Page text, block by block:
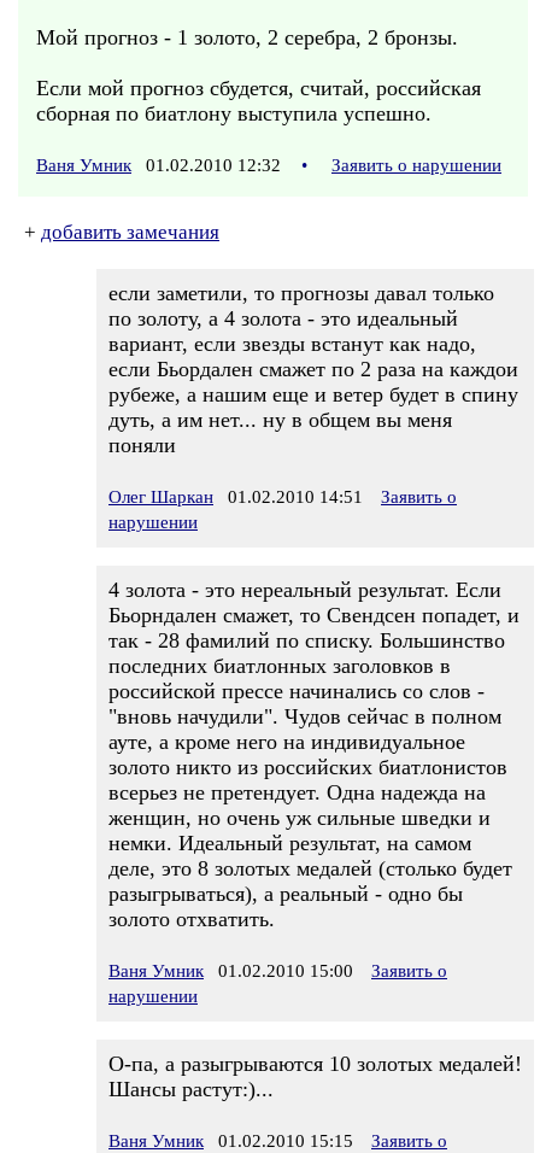
Мой прогноз - 1 золото, 2 серебра, 2 бронзы.
Если мой прогноз сбудется, считай, российская
сборная по биатлону выступила успешно.
Ваня Умник 01.02.2010 12:32 • Заявить о нарушении
+ добавить замечания
если заметили, то прогнозы давал только
по золоту, а 4 золота - это идеальный
вариант, если звезды встанут как надо,
если Бьордален смажет по 2 раза на каждои
рубеже, а нашим еще и ветер будет в спину
дуть, а им нет... ну в общем вы меня
поняли
Олег Шаркан 01.02.2010 14:51
Заявить о
нарушении
4 золота - это нереальный результат. Если
Бьорндален смажет, то Свендсен попадет, и
так - 28 фамилий по списку. Большинство
последних биатлонных заголовков в
российской прессе начинались со слов -
"вновь начудили". Чудов сейчас в полном
ауте, а кроме него на индивидуальное
золото никто из российских биатлонистов
всерьез не претендует. Одна надежда на
женщин, но очень уж сильные шведки и
немки. Идеальный результат, на самом
деле, это 8 золотых медалей (столько будет
разыгрываться), а реальный - одно бы
золото отхватить.
Ваня Умник 01.02.2010 15:00
Заявить о
нарушении
О-па, а разыгрываются 10 золотых медалей!
Шансы растут:)...
Ваня Умник 01.02.2010 15:15
Заявить о